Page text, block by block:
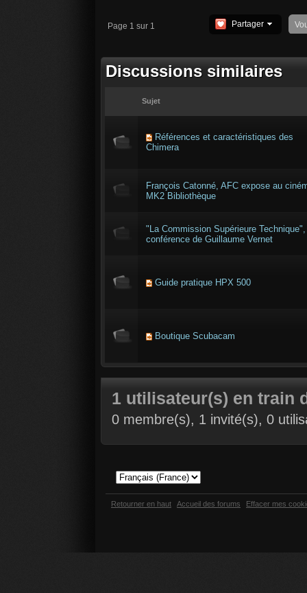
Page 1 sur 1 Partager
Discussions similaires
Sujet
Références et caractéristiques des
Chimera
François Catonné, AFC expose au
MK2 Bibliothèque
"La Commission Supérieure Technique",
conférence de Guillaume Vernet
Guide pratique HPX 500
Boutique Scubacam
1 utilisateur(s) en train
0 membre(s), 1 invité(s), 0
Retourner en haut Accueil des forums Effacer mes